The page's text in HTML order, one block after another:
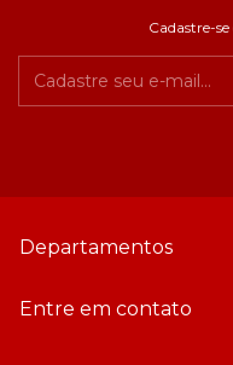
Cadastre-se
Departamentos
Entre em contato